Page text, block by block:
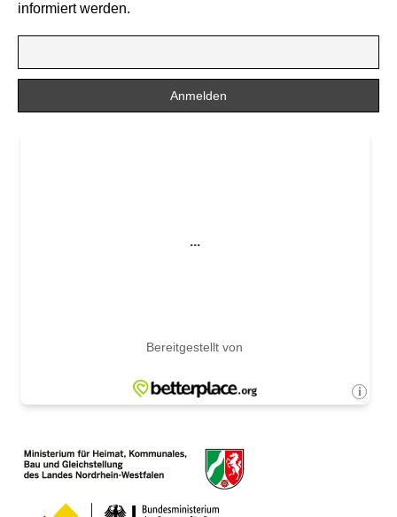
informiert werden.